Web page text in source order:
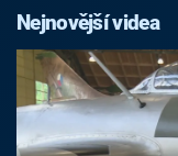
Nejnovější videa